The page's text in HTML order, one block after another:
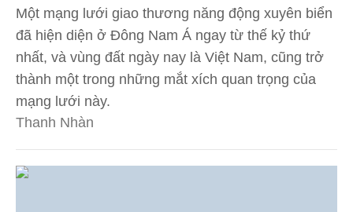
Một mạng lưới giao thương năng động xuyên biển
đã hiện diện ở Đông Nam Á ngay từ thế kỷ thứ
nhất, và vùng đất ngày nay là Việt Nam, cũng trở
thành một trong những mắt xích quan trọng của
mạng lưới này.
Thanh Nhàn